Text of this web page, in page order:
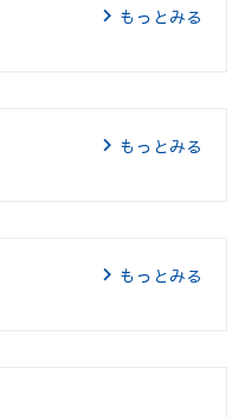
もっとみる
もっとみる
もっとみる